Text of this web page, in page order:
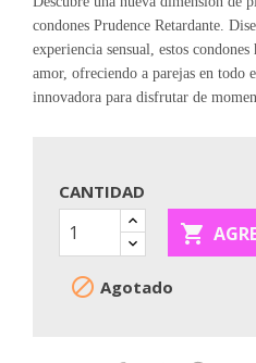
condones Prudence Retardante.
experiencia sensual, estos
amor, ofreciendo a parejas en todo
innovadora para disfrutar de
CANTIDAD

 Agotado